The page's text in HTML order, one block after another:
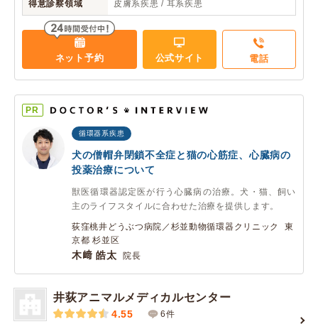
得意診察領域 皮膚系疾患 / 耳系疾患
ネット予約 公式サイト 電話
PR
循環器系疾患
犬の僧帽弁閉鎖不全症と猫の心筋症、心臓病の
投薬治療について
獣医循環器認定医が行う心臓病の治療。犬・猫、飼い
主のライフスタイルに合わせた治療を提供します。
荻窪桃井どうぶつ病院／杉並動物循環器クリニック 東
京都 杉並区
木﨑 皓太 院長
井荻アニマルメディカルセンター
4.55
6件